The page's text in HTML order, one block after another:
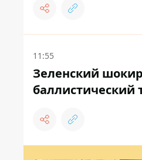
11:55
Зеленский
баллистический